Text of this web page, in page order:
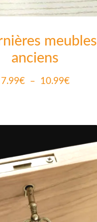
meubles
anciens
7.99€ – 10.99€